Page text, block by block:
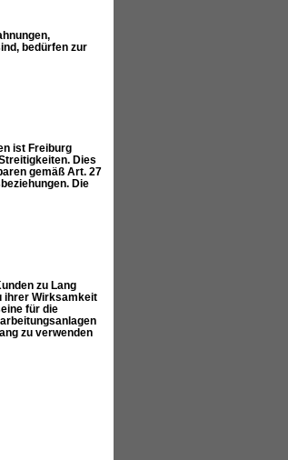
bedürfen zur
ist Freiburg
Dies
gemäß Art. 27
Die
zu Lang
ihrer Wirksamkeit
für die
zu verwenden